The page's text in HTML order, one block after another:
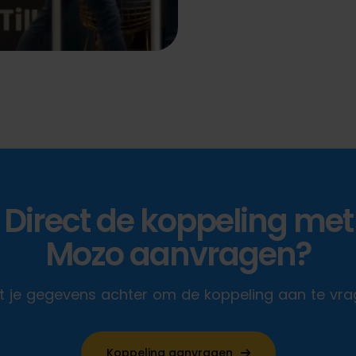
Direct de koppeling met
Mozo aanvragen?
je gegevens achter om de koppeling aan te
Koppeling aanvragen